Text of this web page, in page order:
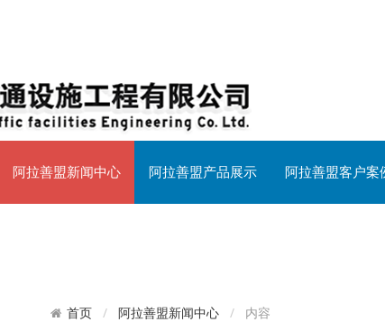
阿拉善盟新闻中心 阿拉善盟产品展示 阿拉善盟客户案
首页 阿拉善盟新闻中心 内容